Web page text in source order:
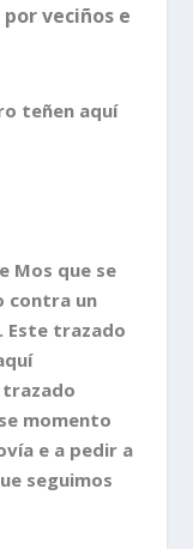
veciños e
teñen aquí
Mos que se
contra un
Este trazado
trazado
momento
e a pedir a
seguimos